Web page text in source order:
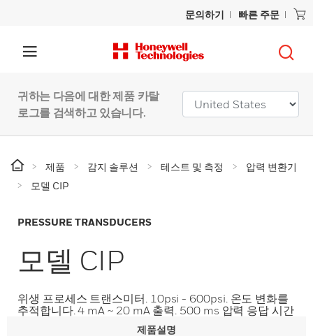
문의하기 빠른 주문
귀하는 다음에 대한 제품 카탈
로그를 검색하고 있습니다.
제품 감지 솔루션 테스트 및 측정
압력 변환기
모델 CIP
PRESSURE TRANSDUCERS
모델 CIP
위생 프로세스 트랜스미터. 10psi - 600psi. 온도 변화를
추적합니다. 4 mA ~ 20 mA 출력. 500 ms 압력 응답 시간
제품설명